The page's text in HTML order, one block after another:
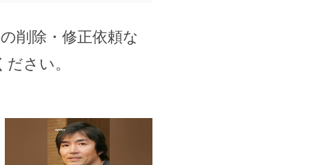
削除・修正依頼な
さい。